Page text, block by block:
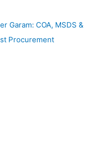
Garam: COA, MSDS &
Procurement